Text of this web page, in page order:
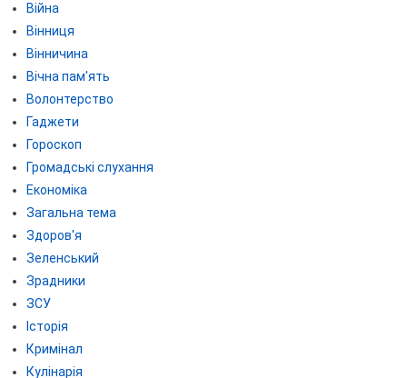
Війна
Вінниця
Вінничина
Вічна пам'ять
Волонтерство
Гаджети
Гороскоп
Громадські слухання
Економіка
Загальна тема
Здоров'я
Зеленський
Зрадники
ЗСУ
Історія
Кримінал
Кулінарія